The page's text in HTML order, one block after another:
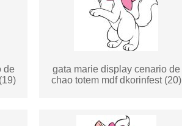
de
gata marie display cenario de
chao totem mdf dkorinfest (20)